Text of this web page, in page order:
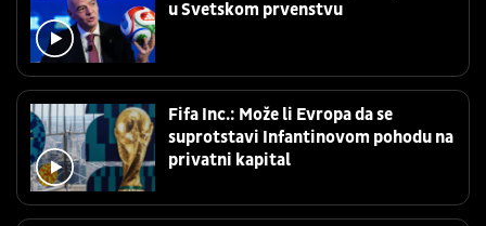
u Svetskom prvenstvu
Fifa Inc.: Može li Evropa da se
suprotstavi Infantinovom pohodu na
privatni kapital